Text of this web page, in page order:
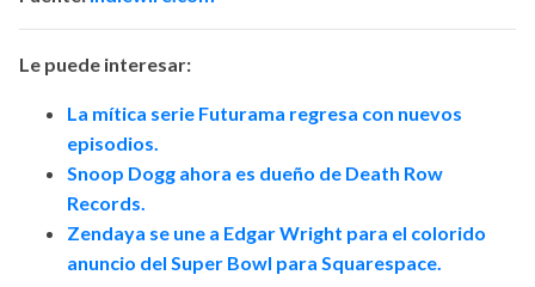
Le puede interesar:
La mítica serie Futurama regresa con nuevos
episodios.
Snoop Dogg ahora es dueño de Death Row
Records.
Zendaya se une a Edgar Wright para el colorido
anuncio del Super Bowl para Squarespace.